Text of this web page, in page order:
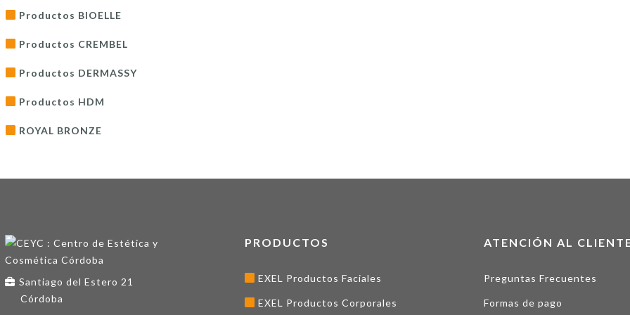
Productos BIOELLE
Productos CREMBEL
Productos DERMASSY
Productos HDM
ROYAL BRONZE
Santiago del Estero 21
Córdoba
PRODUCTOS
EXEL Productos Faciales
EXEL Productos Corporales
ATENCIÓN AL
Preguntas Frecuentes
Formas de pago